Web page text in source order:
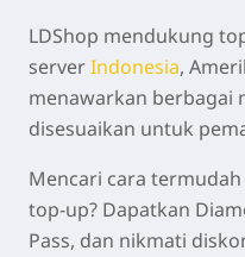
LDShop mendukung
serverIndonesia,
menawarkan berbagai
disesuaikan untuk
Mencari cara
top-up? Dapatkan
Pass, dan nikmati